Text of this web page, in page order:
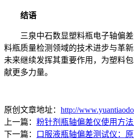
结语
三泉中石数显塑料瓶电子轴偏差
料瓶质量检测领域的技术进步与革
未来继续发挥其重要作用，为塑料
献更多力量。
原创文章地址： http://
上一篇： 粉针剂瓶轴偏差仪使用方
下一篇：
口服液瓶轴偏差测试仪：